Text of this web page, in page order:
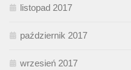
listopad 2017
październik 2017
wrzesień 2017